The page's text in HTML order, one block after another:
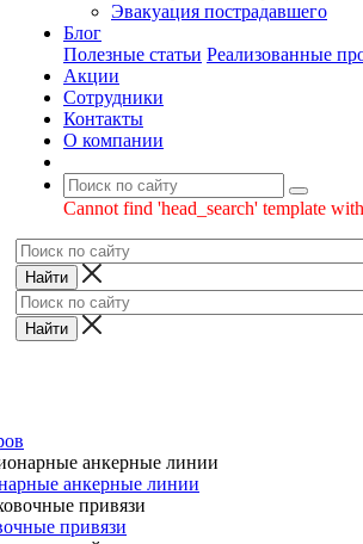
Эвакуация пострадавшего
Блог
Полезные статьи Реализованные
Акции
Сотрудники
Контакты
О компании
Cannot find 'head_search' template
анкерные линии
привязи